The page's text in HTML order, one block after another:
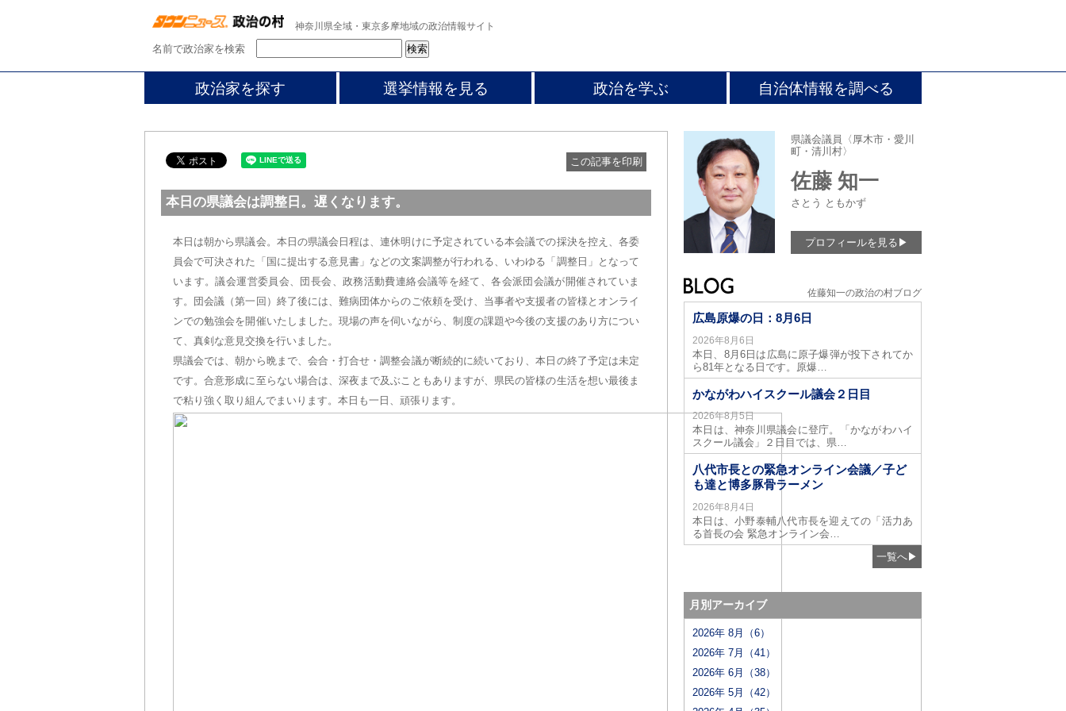
神奈川県全域・東京多摩地域の政治情報サイト
名前で政治家を検索
政治家を探す 選挙情報を見る 政治を学ぶ 自治体情報を調べる
この記事を印刷
本日の県議会は調整日。遅くなります。
本日は朝から県議会。本日の県議会日程は、連休明けに予定されている本会議での採決を控え、各委
員会で可決された「国に提出する意見書」などの文案調整が行われる、いわゆる「調整日」となって
います。議会運営委員会、団長会、政務活動費連絡会議等を経て、各会派団会議が開催されていま
す。団会議（第一回）終了後には、難病団体からのご依頼を受け、当事者や支援者の皆様とオンライ
ンでの勉強会を開催いたしました。現場の声を伺いながら、制度の課題や今後の支援のあり方につい
て、真剣な意見交換を行いました。
県議会では、朝から晩まで、会合・打合せ・調整会議が断続的に続いており、本日の終了予定は未定
です。合意形成に至らない場合は、深夜まで及ぶこともありますが、県民の皆様の生活を想い最後ま
で粘り強く取り組んでまいります。本日も一日、頑張ります。
県議会議員〈厚木市・愛川
町・清川村〉
佐藤 知一
さとう ともかず
プロフィールを見る ▶
佐藤知一の政治の村ブログ
広島原爆の日：8月6日
2026年8月6日
本日、8月6日は広島に原子爆弾が投下されてか
ら81年となる日です。原爆…
かながわハイスクール議会２日目
2026年8月5日
本日は、神奈川県議会に登庁。「かながわハイ
スクール議会」２日目では、県…
八代市長との緊急オンライン会議／子ど
も達と博多豚骨ラーメン
2026年8月4日
本日は、小野泰輔八代市長を迎えての「活力あ
る首長の会 緊急オンライン会…
一覧へ▶
月別アーカイブ
2026年 8月（6）
2026年 7月（41）
2026年 6月（38）
2026年 5月（42）